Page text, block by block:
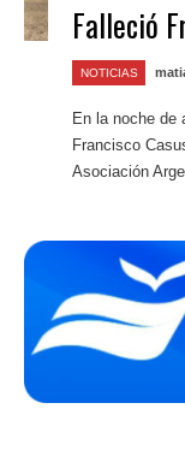
Falleció
NOTICIAS
En la noche de
Francisco
Asociación